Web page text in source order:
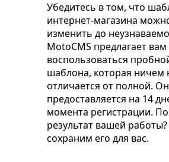
Убедитесь в том, что
интернет-магазина
изменить до
MotoCMS предлагает
воспользоваться
шаблона, которая ничем
отличается от полной.
предоставляется на 14
момента регистрации.
результат вашей
сохраним его для вас.